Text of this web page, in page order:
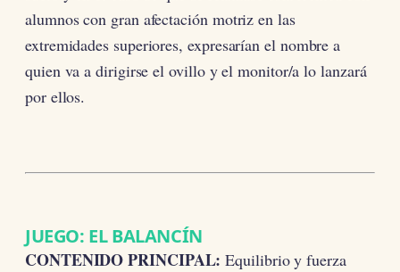
alumnos con gran afectación motriz en las
extremidades superiores, expresarían el nombre a
quien va a dirigirse el ovillo y el monitor/a lo lanzará
por ellos.
JUEGO: EL BALANCÍN
CONTENIDO PRINCIPAL: Equilibrio y fuerza